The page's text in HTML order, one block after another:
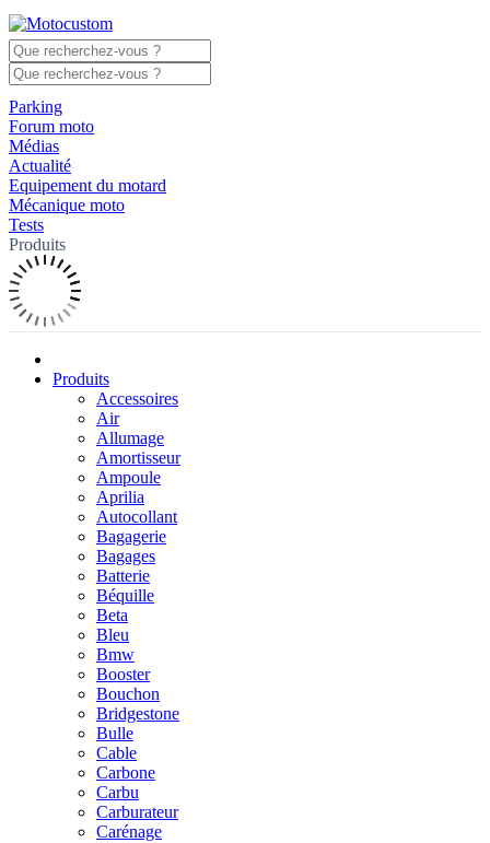
Parking
Forum moto
Médias
Actualité
Equipement du motard
Mécanique moto
Tests
Produits
Produits
Accessoires
Air
Allumage
Amortisseur
Ampoule
Aprilia
Autocollant
Bagagerie
Bagages
Batterie
Béquille
Beta
Bleu
Bmw
Booster
Bouchon
Bridgestone
Bulle
Cable
Carbone
Carbu
Carburateur
Carénage